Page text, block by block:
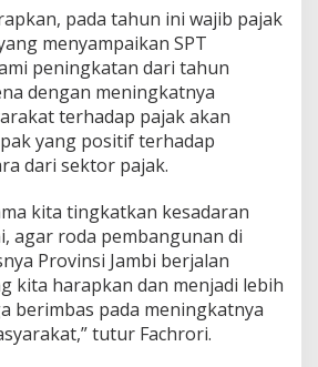
t
u
k
S
a
m
a
i
a
n
S
P
T
T
a
pada tahun ini wajib pajak
menyampaikan SPT
peningkatan dari tahun
dengan meningkatnya
terhadap pajak akan
yang positif terhadap
dari sektor pajak.
kita tingkatkan kesadaran
agar roda pembangunan di
Provinsi Jambi berjalan
kita harapkan dan menjadi lebih
berimbas pada meningkatnya
tutur Fachrori.